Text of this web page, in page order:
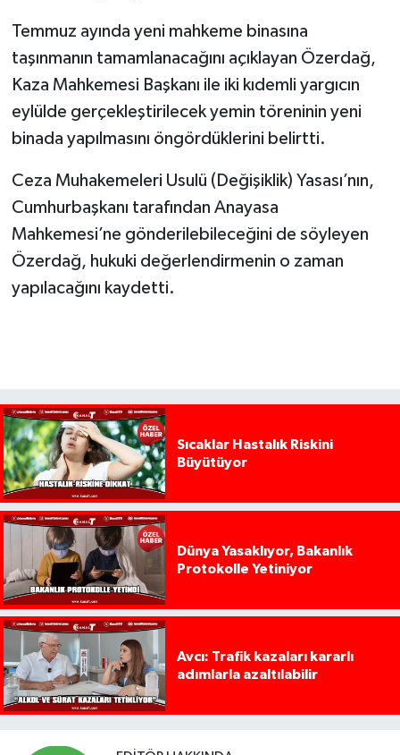
Temmuz ayında yeni mahkeme binasına
taşınmanın tamamlanacağını açıklayan Özerdağ,
Kaza Mahkemesi Başkanı ile iki kıdemli yargıcın
eylülde gerçekleştirilecek yemin töreninin yeni
binada yapılmasını öngördüklerini belirtti.
Ceza Muhakemeleri Usulü (Değişiklik) Yasası’nın,
Cumhurbaşkanı tarafından Anayasa
Mahkemesi’ne gönderilebileceğini de söyleyen
Özerdağ, hukuki değerlendirmenin o zaman
yapılacağını kaydetti.
Sıcaklar Hastalık Riskini
Büyütüyor
Dünya Yasaklıyor, Bakanlık
Protokolle Yetiniyor
Avcı: Trafik kazaları kararlı
adımlarla azaltılabilir